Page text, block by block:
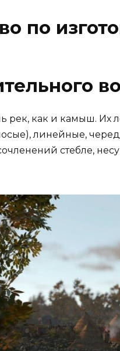
по
рек, как и камыш. Их
линейные,
стебле,